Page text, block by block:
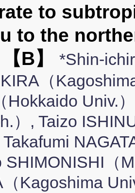
to
to the
B】
*Shin-
（
Hokkaido Univ.
）, Taizo
Takafumi
SHIMONISHI（
Kagoshima